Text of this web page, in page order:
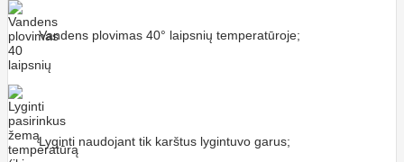
Vandens plovimas 40° laipsnių temperatūroje;
Lyginti naudojant tik karštus lygintuvo garus;